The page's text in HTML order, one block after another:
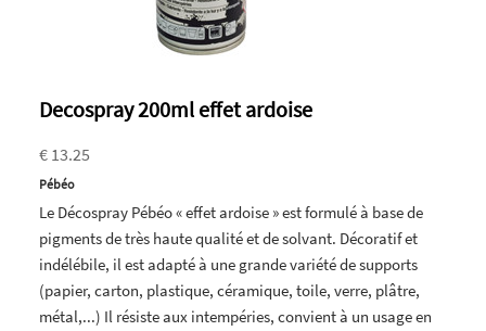
Decospray 200ml effet ardoise
€ 13.25
Pébéo
Le Décospray Pébéo « effet ardoise » est formulé à base de
pigments de très haute qualité et de solvant. Décoratif et
indélébile, il est adapté à une grande variété de supports
(papier, carton, plastique, céramique, toile, verre, plâtre,
métal,...) Il résiste aux intempéries, convient à un usage en